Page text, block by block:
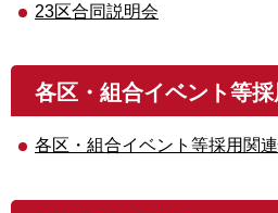
23区合同説明会
各区・組合イベント等
各区・組合イベント等採用関